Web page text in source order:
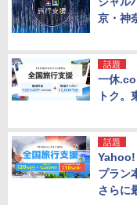
京・神
話題
一休
トク。
話題
Yahoo!
プラン
さらに